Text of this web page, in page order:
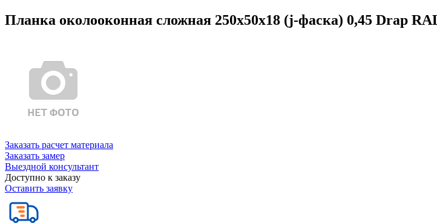
Планка околооконная сложная 250х50х18 (j-фаска) 0,45 Drap
Заказать расчет материала
Заказать замер
Выездной консультант
Доступно к заказу
Оставить заявку